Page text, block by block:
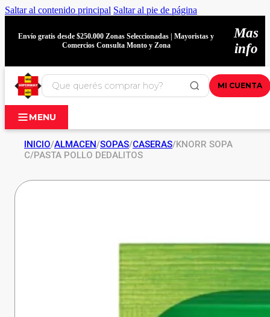
Saltar al contenido principal Saltar al pie de página
Envío gratis desde $250.000 Zonas Seleccionadas | Mayoristas y
Comercios Consulta Monto y Zona
Mas
info
MI CUENTA
MENU
INICIO/ALMACEN/SOPAS/CASERAS/KNORR SOPA
C/PASTA POLLO DEDALITOS